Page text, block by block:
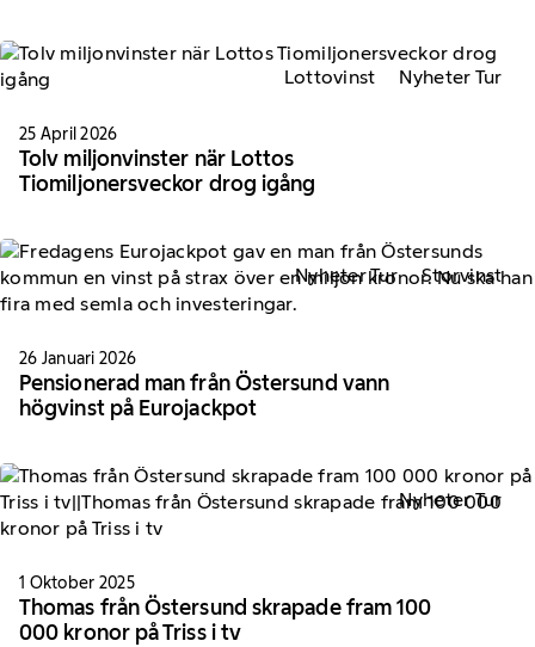
Lottovinst Nyheter Tur
25 April 2026
Tolv miljonvinster när Lottos
Tiomiljonersveckor drog igång
Nyheter Tur Storvinst
26 Januari 2026
Pensionerad man från Östersund vann
högvinst på Eurojackpot
Nyheter Tur
1 Oktober 2025
Thomas från Östersund skrapade fram 100
000 kronor på Triss i tv